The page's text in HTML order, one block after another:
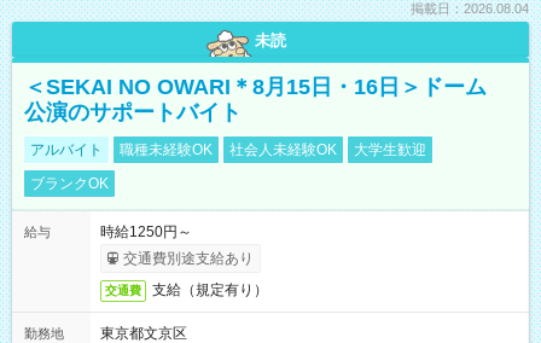
掲載日：2026.08.04
未読
＜SEKAI NO OWARI＊8月15日・16日＞ドーム
公演のサポートバイト
アルバイト 職種未経験OK 社会人未経験OK
大学生歓迎
ブランクOK
給与
時給1250円～
交通費別途支給あり
交通費 支給（規定有り）
勤務地
東京都文京区